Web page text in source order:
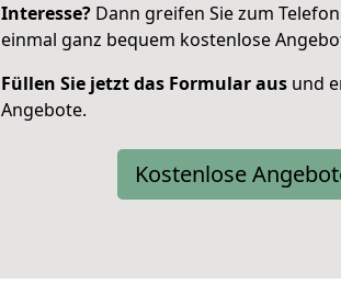
Interesse? Dann greifen Sie zum
einmal ganz bequem kostenlose
Füllen Sie jetzt das Formular aus und
Angebote.
Kostenlose